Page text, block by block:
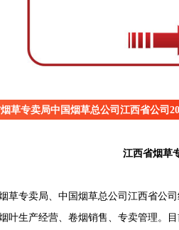
草专卖局中国烟草总公司江西省公司
江西省烟草
专卖局、中国烟草总公司江西省公司
叶生产经营、卷烟销售、专卖管理。